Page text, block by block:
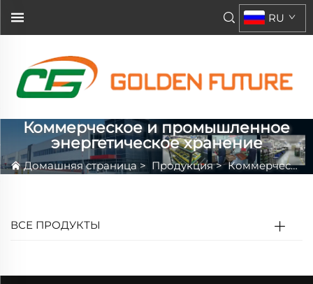
RU
Коммерческое и промышленное
энергетическое хранение
Домашняя страница > Продукция>Коммерческое и промышленное энергетическое хранение
ВСЕ ПРОДУКТЫ